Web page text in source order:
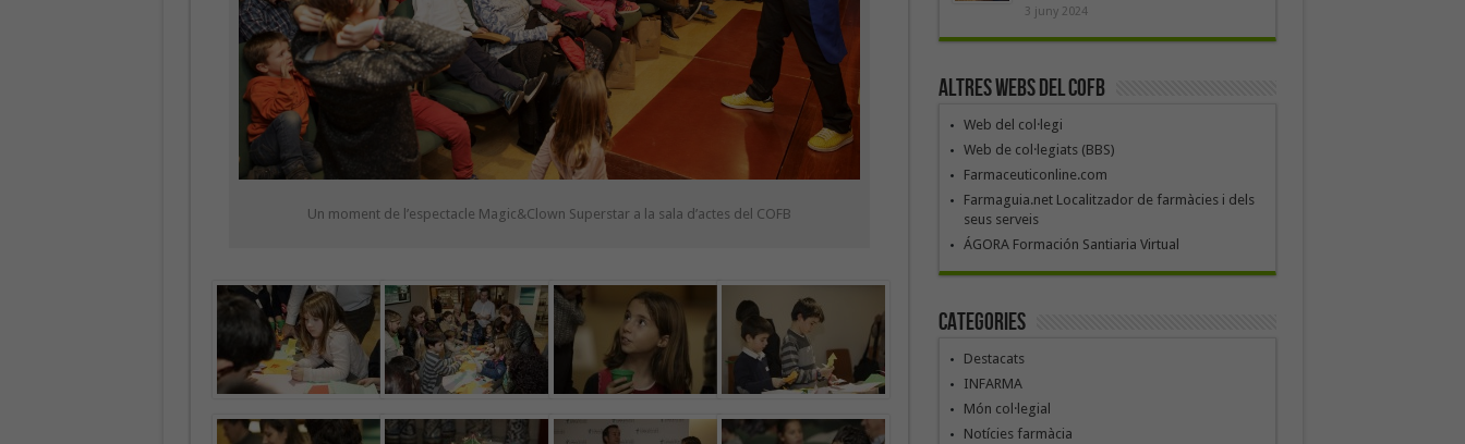
Un moment de l’espectacle Magic&Clown Superstar a la sala d’actes del COFB
3 juny 2024
Altres webs del COFB
Web del col·legi
Web de col·legiats (BBS)
Farmaceuticonline.com
Farmaguia.net Localitzador de farmàcies i dels
seus serveis
ÁGORA Formación Santiaria Virtual
Categories
Destacats
INFARMA
Món col·legial
Notícies farmàcia